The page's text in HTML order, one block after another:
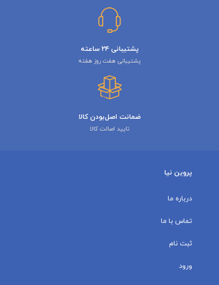
پشتیبانی ۲۴ ساعته
پشتیبانی هفت روز هفته
ضمانت اصل‌بودن کالا
تایید اصالت کالا
پروین نیا
درباره ما
تماس با ما
ثبت نام
ورود